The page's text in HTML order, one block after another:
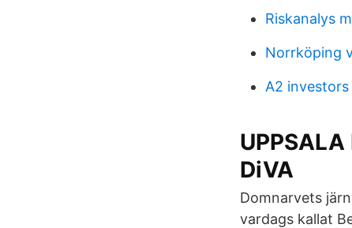
Riskanalys
Norrköping
A2 investors
UPPSALA
DiVA
Domnarvets
vardags kallat